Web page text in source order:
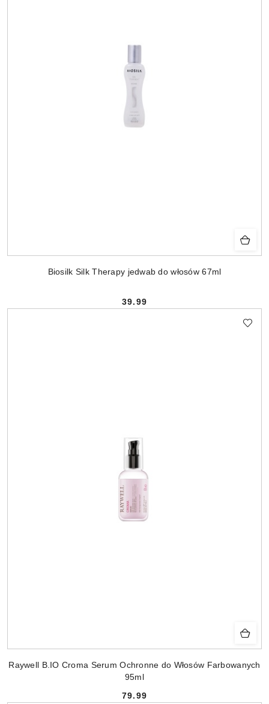
Biosilk Silk Therapy jedwab do włosów 67ml
Cena:
39.99
Raywell B.IO Croma Serum Ochronne do Włosów Farbowanych
95ml
Cena:
79.99